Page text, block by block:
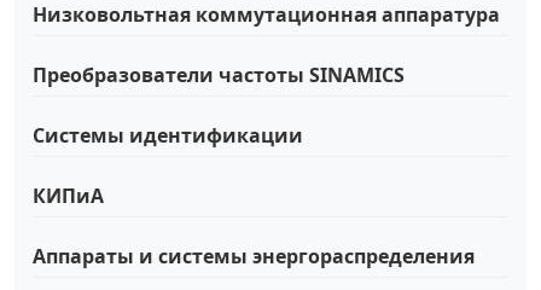
Низковольтная коммутационная аппаратура
Преобразователи частоты SINAMICS
Системы идентификации
КИПиА
Аппараты и системы энергораспределения